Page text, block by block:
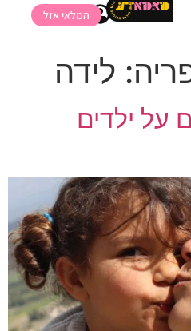
המלאי אזל
לידה
על ילדים